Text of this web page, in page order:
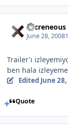
Sacreneous
June 28, 2008
Trailer'ı
ben hala
Edited June
Quote